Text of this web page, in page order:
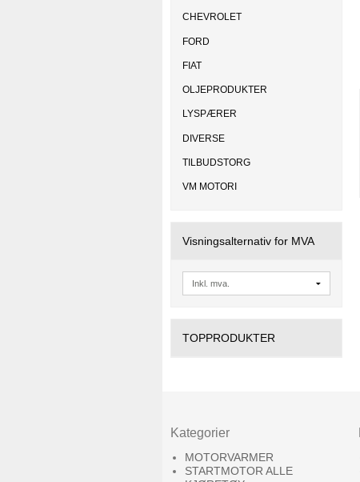
CHEVROLET
FORD
FIAT
OLJEPRODUKTER
LYSPÆRER
DIVERSE
TILBUDSTORG
VM MOTORI
Visningsalternativ for MVA
TOPPRODUKTER
Kategorier
MOTORVARMER
STARTMOTOR ALLE